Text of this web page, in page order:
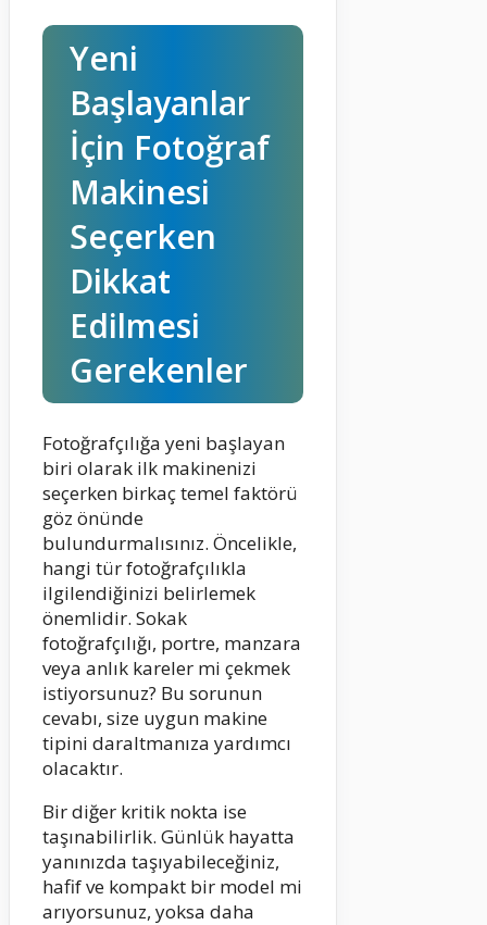
Yeni
Başlayanlar
İçin Fotoğraf
Makinesi
Seçerken
Dikkat
Edilmesi
Gerekenler
Fotoğrafçılığa yeni başlayan
biri olarak ilk makinenizi
seçerken birkaç temel faktörü
göz önünde
bulundurmalısınız. Öncelikle,
hangi tür fotoğrafçılıkla
ilgilendiğinizi belirlemek
önemlidir. Sokak
fotoğrafçılığı, portre, manzara
veya anlık kareler mi çekmek
istiyorsunuz? Bu sorunun
cevabı, size uygun makine
tipini daraltmanıza yardımcı
olacaktır.
Bir diğer kritik nokta ise
taşınabilirlik. Günlük hayatta
yanınızda taşıyabileceğiniz,
hafif ve kompakt bir model mi
arıyorsunuz, yoksa daha